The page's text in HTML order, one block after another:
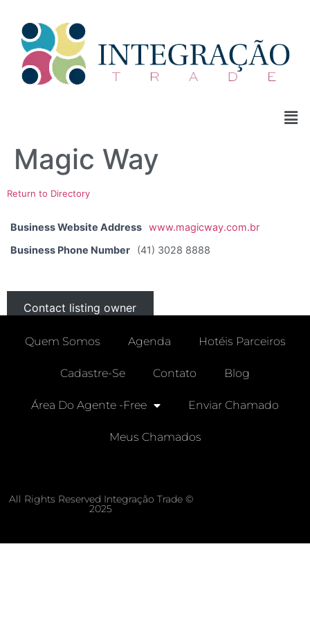
Magic Way
Return to Directory
Business Website Address www.magicway.com.br
Business Phone Number
(41) 3028 8888
Contact listing owner
Quem Somos Agenda Hotéis Parceiros
Cadastre-Se Contato Blog
Área Do Agente -free Enviar Chamado
Meus Chamados
All Rights Reserved Integração Trade ©
2025